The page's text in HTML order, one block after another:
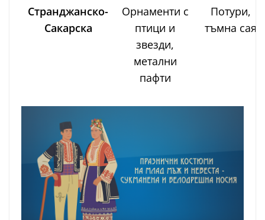
Странджанско-
Сакарска
Орнаменти с
птици и
звезди,
метални
пафти
Потури,
тъмна сая